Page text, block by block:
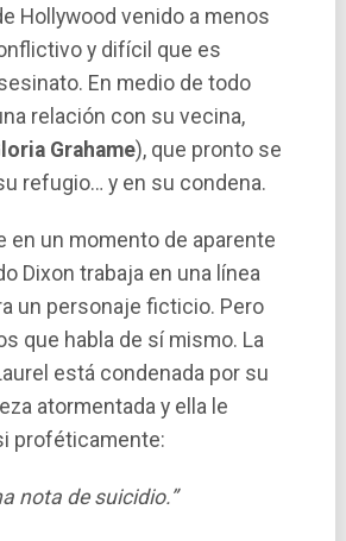
Hollywood venido a menos
y difícil que es
En medio de todo
relación con su vecina,
Grahame), que pronto se
refugio… y en su condena.
en un momento de aparente
Dixon trabaja en una línea
un personaje ficticio. Pero
que habla de sí mismo. La
está condenada por su
atormentada y ella le
proféticamente:
nota de suicidio.”